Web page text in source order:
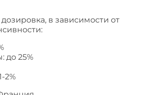
в зависимости от
до 25%
2%